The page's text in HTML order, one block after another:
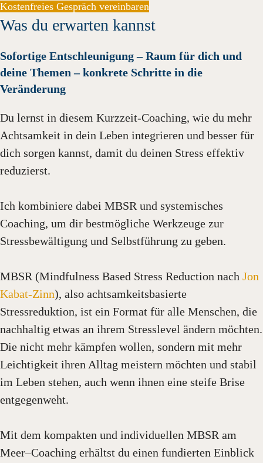
Kostenfreies Gespräch vereinbaren
Was du erwarten kannst
Sofortige Entschleunigung – Raum für dich und
deine Themen – konkrete Schritte in die
Veränderung
Du lernst in diesem Kurzzeit-Coaching, wie du mehr
Achtsamkeit in dein Leben integrieren und besser für
dich sorgen kannst, damit du deinen Stress effektiv
reduzierst.
Ich kombiniere dabei MBSR und systemisches
Coaching, um dir bestmögliche Werkzeuge zur
Stressbewältigung und Selbstführung zu geben.
MBSR (Mindfulness Based Stress Reduction nach Jon
Kabat-Zinn), also achtsamkeitsbasierte
Stressreduktion, ist ein Format für alle Menschen, die
nachhaltig etwas an ihrem Stresslevel ändern möchten.
Die nicht mehr kämpfen wollen, sondern mit mehr
Leichtigkeit ihren Alltag meistern möchten und stabil
im Leben stehen, auch wenn ihnen eine steife Brise
entgegenweht.
Mit dem kompakten und individuellen MBSR am
Meer–Coaching erhältst du einen fundierten Einblick